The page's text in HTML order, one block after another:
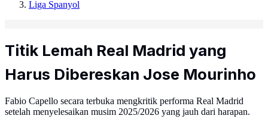
Liga Spanyol
Titik Lemah Real Madrid yang
Harus Dibereskan Jose Mourinho
Fabio Capello secara terbuka mengkritik performa Real Madrid
setelah menyelesaikan musim 2025/2026 yang jauh dari harapan.